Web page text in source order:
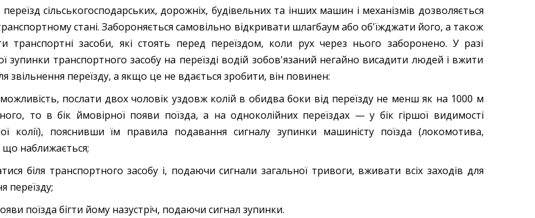
переїзд сільськогосподарських, дорожніх, будівельних та інших машин і механізмів дозволяється
стані. Забороняється самовільно відкривати шлагбаум або об'їжджати його, а також
транспортні засоби, які стоять перед переїздом, коли рух через нього заборонено. У разі
зупинки транспортного засобу на переїзді водій зобов'язаний негайно висадити людей і вжити
звільнення переїзду, а якщо це не вдається зробити, він повинен:
послати двох чоловік уздовж колій в обидва боки від переїзду не менш як на 1000 м
то в бік ймовірної появи поїзда, а на одноколійних переїздах — у бік гіршої видимості
колії), пояснивши їм правила подавання сигналу зупинки машиністу поїзда (локомотива,
наближається;
біля транспортного засобу і, подаючи сигнали загальної тривоги, вживати всіх заходів для
переїзду;
поїзда бігти йому назустріч, подаючи сигнал зупинки.